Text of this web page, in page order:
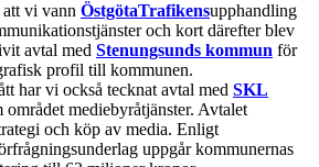
vi vann ÖstgötaTrafikensupphandling
och kort därefter blev
avtal med Stenungsunds kommun för
profil till kommunen.
har vi också tecknat avtal med SKL
området mediebyråtjänster. Avtalet
och köp av media. Enligt
uppgår kommunernas